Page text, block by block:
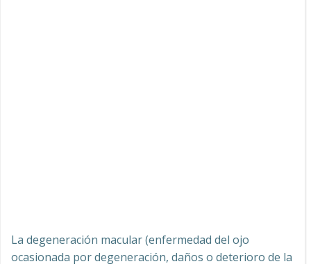
La degeneración macular (enfermedad del ojo
ocasionada por degeneración, daños o deterioro de la